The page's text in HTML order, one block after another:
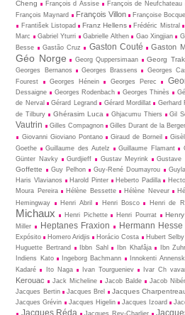
Cheng François d Assise François de Neufchateau
François Maynard
François Villon Françoise
František Listopad
Franz Hellens Frédéric Mistral
Marc
Gabriel Yturri Gabrielle Althen Gao Xingjian
Besse
Gastão Cruz Gaston Couté Gaston
Géo Norge Georg Quppersimaan Georg
Georges Bernanos
Georges Brassens Georges
Fourest
Georges Hénein Georges Perec
Dessaigne
Georges Rodenbach Georges Thinès
de Nerval
Gérard Legrand Gérard Mordillat Gerhard
de Tilbury
Ghérasim Luca Ghjacumu Thiers Gil
Vautrin
Gilles Compagnon Gilles Durant de la
Giovanni Gioviano Pontano
Giraud de Borneil
Goethe Guillaume des Autelz Guillaume Flamant
Günter Navky Gurdjieff Gustav Meyrink Gustave
Goffette
Guy Pelhon Guy-René Dou­may­rou
Haris Vlavianos
Harold Pinter Heberto Padilla
Moura Pereira
Hélène Bessette Hélène Neveur
Hemingway
Henri Abril Henri Bosco Henri de
Michaux
Henri Pichette Henri Pourrat
Miller
Heptanes Fraxion Hermann Hesse
Expósito
Homero Aridjis Horácio Costa Hubert Selby
Huguette Bertrand
Ibbn Sahl Ibn Khafâja Ibn Zuhr
Indiens Kato
Ingeborg Bachmann Innokenti
Kadaré
Ito Naga Ivan Tourgueniev Ivar Ch
Kerouac
Jack Micheline Jacob Balde Jacob
Jacques Bertin Jacques Brel Jacques
Jacques Grévin Jacques Higelin Jacques Izoard
Jacques Réda